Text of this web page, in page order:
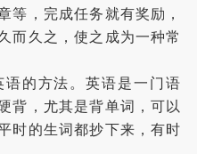
等，完成任务就有奖励，
而久之，使之成为一种常
的方法。英语是一门语
背，尤其是背单词，可以
时的生词都抄下来，有时